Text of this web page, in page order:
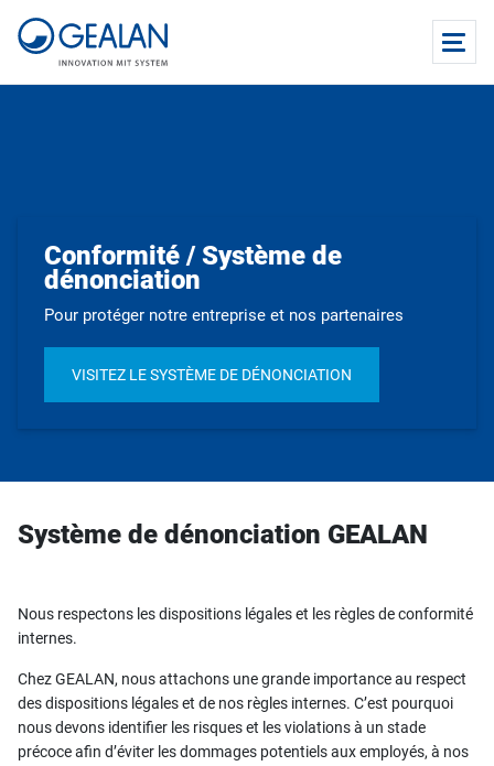
Conformité / Système de
dénonciation
Pour protéger notre entreprise et nos partenaires
VISITEZ LE SYSTÈME DE DÉNONCIATION
Système de dénonciation GEALAN
Nous respectons les dispositions légales et les règles de conformité
internes.
Chez GEALAN, nous attachons une grande importance au respect
des dispositions légales et de nos règles internes. C’est pourquoi
nous devons identifier les risques et les violations à un stade
précoce afin d’éviter les dommages potentiels aux employés, à nos